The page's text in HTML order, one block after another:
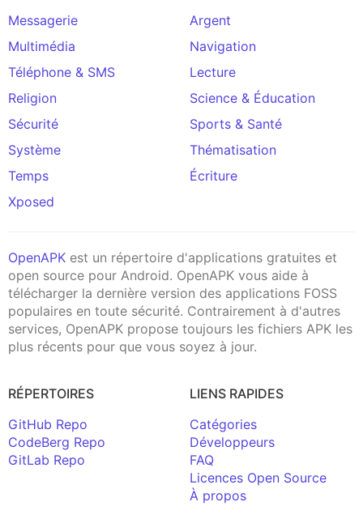
Messagerie
Argent
Multimédia
Navigation
Téléphone & SMS
Lecture
Religion
Science & Éducation
Sécurité
Sports & Santé
Système
Thématisation
Temps
Écriture
Xposed
OpenAPK est un répertoire d'applications gratuites et
open source pour Android. OpenAPK vous aide à
télécharger la dernière version des applications FOSS
populaires en toute sécurité. Contrairement à d'autres
services, OpenAPK propose toujours les fichiers APK les
plus récents pour que vous soyez à jour.
RÉPERTOIRES
GitHub Repo
CodeBerg Repo
GitLab Repo
LIENS RAPIDES
Catégories
Développeurs
FAQ
Licences Open Source
À propos